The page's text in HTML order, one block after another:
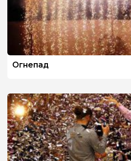
Огнепад